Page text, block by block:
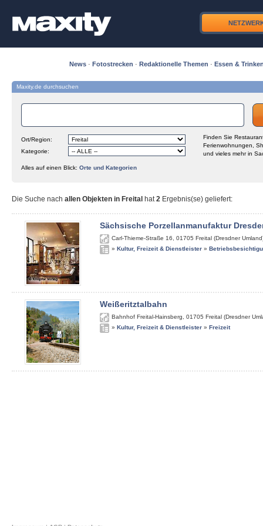
News · Fotostrecken · Redaktionelle Themen · Essen &
Maxity.de durchsuchen
Ort/Region:
Kategorie:
Finden Sie
Ferienwohnungen,
und vieles mehr in
Alles auf einen Blick: Orte und Kategorien
Die Suche nach allen Objekten in Freital hat2 Ergebnis(se) geliefert:
Sächsische Porzellanmanufaktur
Carl-Thieme-Straße 16 01705 Freital (Dresdner
» Kultur, Freizeit & Dienstleister »
Weißeritztalbahn
Bahnhof Freital-Hainsberg 01705 Freital (Dresdner
» Kultur, Freizeit & Dienstleister » Freizeit